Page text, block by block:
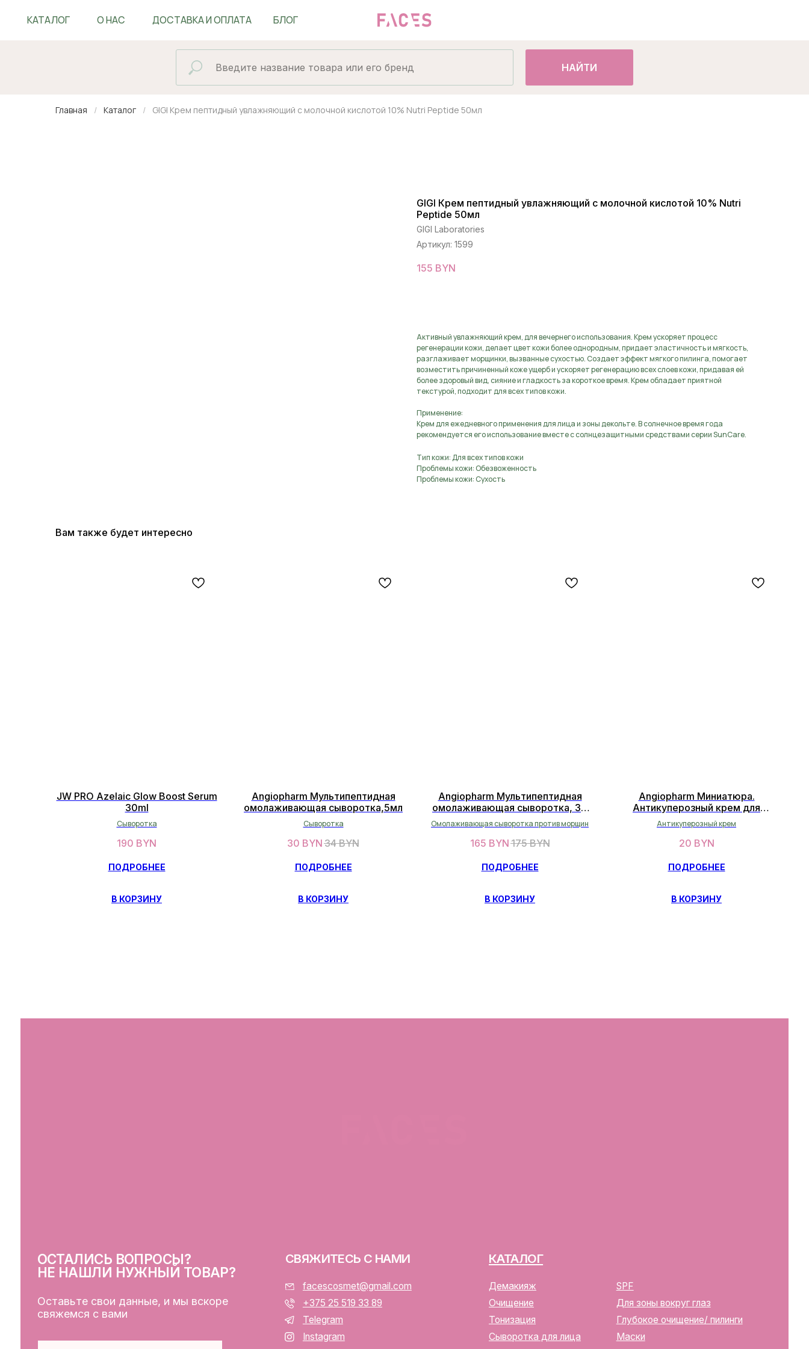
КАТАЛОГ О НАС БЛОГ
ДОСТАВКА И ОПЛАТА
НАЙТИ
Главная Каталог GIGI Крем пептидный увлажняющий с молочной кислотой 10% Nutri Peptide 50мл
GIGI Крем пептидный увлажняющий с молочной кислотой 10% Nutri
Peptide 50мл
GIGI Laboratories
Артикул: 1599
155 BYN
Активный увлажняющий крем, для вечернего использования. Крем ускоряет процесс
регенерации кожи, делает цвет кожи более однородным, придает эластичность и мягкость,
разглаживает морщинки, вызванные сухостью. Создает эффект мягкого пилинга, помогает
возместить причиненный коже ущерб и ускоряет регенерацию всех слоев кожи, придавая ей
более здоровый вид, сияние и гладкость за короткое время. Крем обладает приятной
текстурой, подходит для всех типов кожи.
Применение:
Крем для ежедневного применения для лица и зоны декольте. В солнечное время года
рекомендуется его использование вместе с солнцезащитными средствами серии SunCare.
Тип кожи: Для всех типов кожи
Проблемы кожи: Обезвоженность
Проблемы кожи: Сухость
Вам также будет интересно
JW PRO Azelaic Glow Boost Serum
30ml
Сыворотка
190 BYN
ПОДРОБНЕЕ
В КОРЗИНУ
Angiopharm Мультипептидная
омолаживающая сыворотка,5мл
Сыворотка
30 BYN 34 BYN
ПОДРОБНЕЕ
В КОРЗИНУ
Angiopharm Мультипептидная
омолаживающая сыворотка, 30
мл
Омолаживающая сыворотка против морщин
165 BYN175 BYN
ПОДРОБНЕЕ
В КОРЗИНУ
Angiopharm Миниатюра.
Антикуперозный крем для
себопрофицитной кожи 7мл
Антикуперозный крем
20 BYN
ПОДРОБНЕЕ
В КОРЗИНУ
ООО «ФЭЙСИС» УНП: 193782283
Юридический адрес: Республика Беларусь, г. Минск, ул.
Свидетельство о государственной регистрации
№193782283, выдано Минским горисполкомом 12.08.2024 г.
Интернет-магазин включен в Торговый реестр Республики
Беларусь 13.01.2025 за №739352
р/с BY74ALFA30122F42070010270000
в ЗАО «АЛЬФА-БАНК»
Доставка и оплата
Публичная оферта
Обработка персональных данных